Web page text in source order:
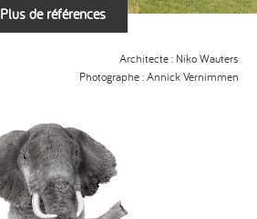
Architecte : Niko Wauters
Photographe : Annick Vernimmen
Plus de références